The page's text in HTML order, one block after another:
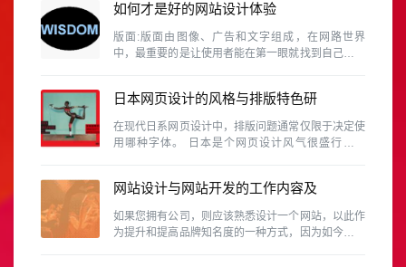
如何才是好的网站设计体验
版面:版面由图像、广告和文字组成，在网路世界
中，最重要的是让使用者能在第一眼就找到自己需要
日本网页设计的风格与排版特色研
究
在现代日系网页设计中，排版问题通常仅限于决定使
用哪种字体。 日本是个网页设计风气很盛行的国
因此日本的网页设计的具有参考价值
网站设计与网站开发的工作内容及
区别有那些？
如果您拥有公司，则应该熟悉设计一个网站，以此作
为提升和提高品牌知名度的一种方式，因为如今，商